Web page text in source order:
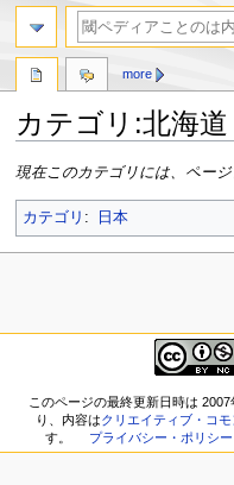
カテゴリ:北海道
ナ
ゲ
ー
に
検
に
移
現在このカテゴリには、ペー
カテゴリ : 日本
more
このページの最終更新日時は 2007
り、内容はクリエイティブ・コ
す。
プライバシー・ポリシー